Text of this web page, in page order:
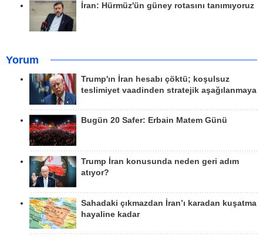
İran: Hürmüz'ün güney rotasını tanımıyoruz
Yorum
Trump'ın İran hesabı çöktü; koşulsuz
teslimiyet vaadinden stratejik aşağılanmaya
Bugün 20 Safer: Erbain Matem Günü
Trump İran konusunda neden geri adım
atıyor?
Sahadaki çıkmazdan İran’ı karadan kuşatma
hayaline kadar